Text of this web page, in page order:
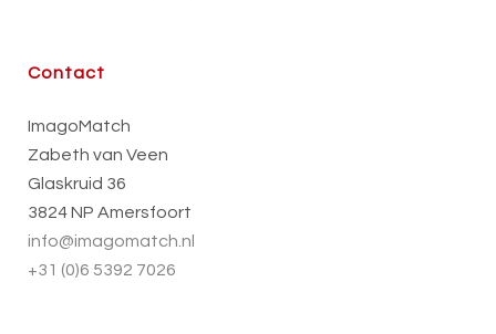
Contact
ImagoMatch
Zabeth van Veen
Glaskruid 36
3824 NP Amersfoort
info@imagomatch.nl
+31 (0)6 5392 7026